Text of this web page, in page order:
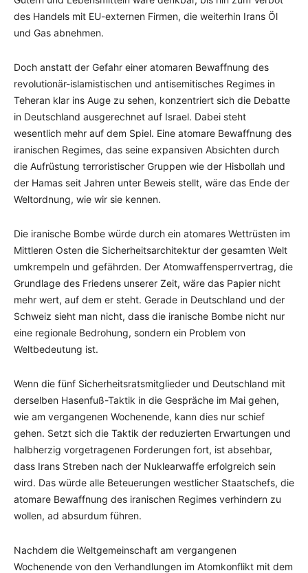
des Handels mit EU-externen Firmen, die weiterhin Irans Öl
und Gas abnehmen.
Doch anstatt der Gefahr einer atomaren Bewaffnung des
revolutionär-islamistischen und antisemitisches Regimes in
Teheran klar ins Auge zu sehen, konzentriert sich die Debatte
in Deutschland ausgerechnet auf Israel. Dabei steht
wesentlich mehr auf dem Spiel. Eine atomare Bewaffnung des
iranischen Regimes, das seine expansiven Absichten durch
die Aufrüstung terroristischer Gruppen wie der Hisbollah und
der Hamas seit Jahren unter Beweis stellt, wäre das Ende der
Weltordnung, wie wir sie kennen.
Die iranische Bombe würde durch ein atomares Wettrüsten im
Mittleren Osten die Sicherheitsarchitektur der gesamten Welt
umkrempeln und gefährden. Der Atomwaffensperrvertrag, die
Grundlage des Friedens unserer Zeit, wäre das Papier nicht
mehr wert, auf dem er steht. Gerade in Deutschland und der
Schweiz sieht man nicht, dass die iranische Bombe nicht nur
eine regionale Bedrohung, sondern ein Problem von
Weltbedeutung ist.
Wenn die fünf Sicherheitsratsmitglieder und Deutschland mit
derselben Hasenfuß-Taktik in die Gespräche im Mai gehen,
wie am vergangenen Wochenende, kann dies nur schief
gehen. Setzt sich die Taktik der reduzierten Erwartungen und
halbherzig vorgetragenen Forderungen fort, ist absehbar,
dass Irans Streben nach der Nuklearwaffe erfolgreich sein
wird. Das würde alle Beteuerungen westlicher Staatschefs, die
atomare Bewaffnung des iranischen Regimes verhindern zu
wollen, ad absurdum führen.
Nachdem die Weltgemeinschaft am vergangenen
Wochenende von den Verhandlungen im Atomkonflikt mit dem